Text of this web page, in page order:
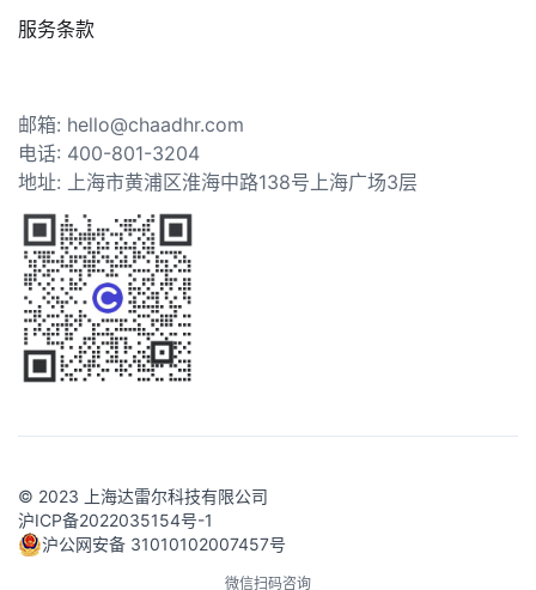
服务条款
邮箱: hello@chaadhr.com
电话: 400-801-3204
地址: 上海市黄浦区淮海中路138号上海广场3层
© 2023 上海达雷尔科技有限公司
沪ICP备2022035154号-1
沪公网安备 31010102007457号
微信扫码咨询